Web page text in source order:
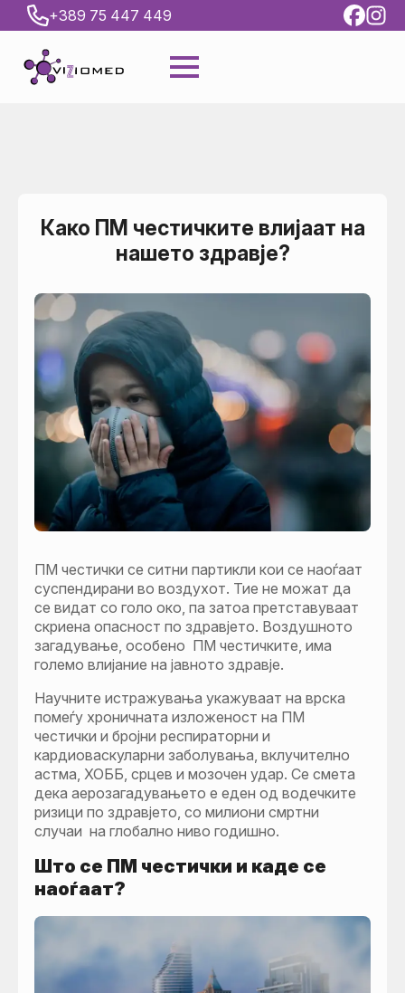
+389 75 447 449
Како ПМ честичките влијаат на
нашето здравје?
ПМ честички се ситни партикли кои се наоѓаат
суспендирани во воздухот. Тие не можат да
се видат со голо око, па затоа претставуваат
скриена опасност по здравјето. Воздушното
загадување, особено ПМ честичките, има
големо влијание на јавното здравје.
Научните истражувања укажуваат на врска
помеѓу хроничната изложеност на ПМ
честички и бројни респираторни и
кардиоваскуларни заболувања, вклучително
астма, ХОББ, срцев и мозочен удар. Се смета
дека аерозагадувањето е еден од водечките
ризици по здравјето, со милиони смртни
случаи на глобално ниво годишно.
Што се ПМ честички и каде се
наоѓаат?